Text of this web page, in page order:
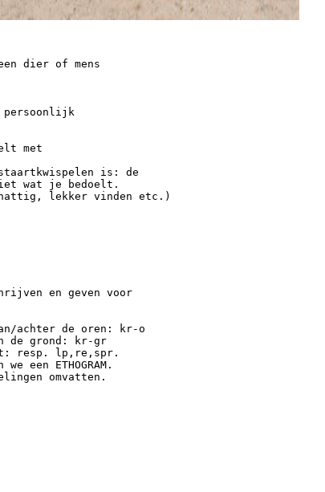
dier of mens
persoonlijk
met
is: de
wat je bedoelt.
lekker vinden etc.)
en geven voor
achter de oren: kr-o
de grond: kr-gr
resp. lp,re,spr.
een ETHOGRAM.
omvatten.